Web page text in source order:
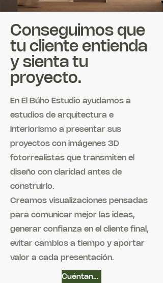
Conseguimos que
tu cliente entienda
y sienta tu
proyecto.
En El Búho Estudio ayudamos a
estudios de arquitectura e
interiorismo a presentar sus
proyectos con imágenes 3D
fotorrealistas que transmiten el
diseño con claridad antes de
construirlo.
Creamos visualizaciones pensadas
para comunicar mejor las ideas,
generar confianza en el cliente final,
evitar cambios a tiempo y aportar
valor a cada presentación.
Cuéntanos tu proyecto